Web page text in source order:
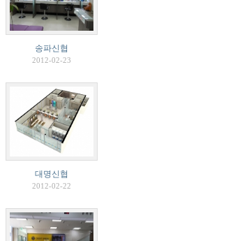
송파신협
2012-02-23
대명신협
2012-02-22